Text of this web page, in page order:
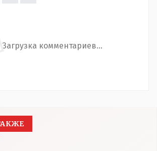
Загрузка комментариев...